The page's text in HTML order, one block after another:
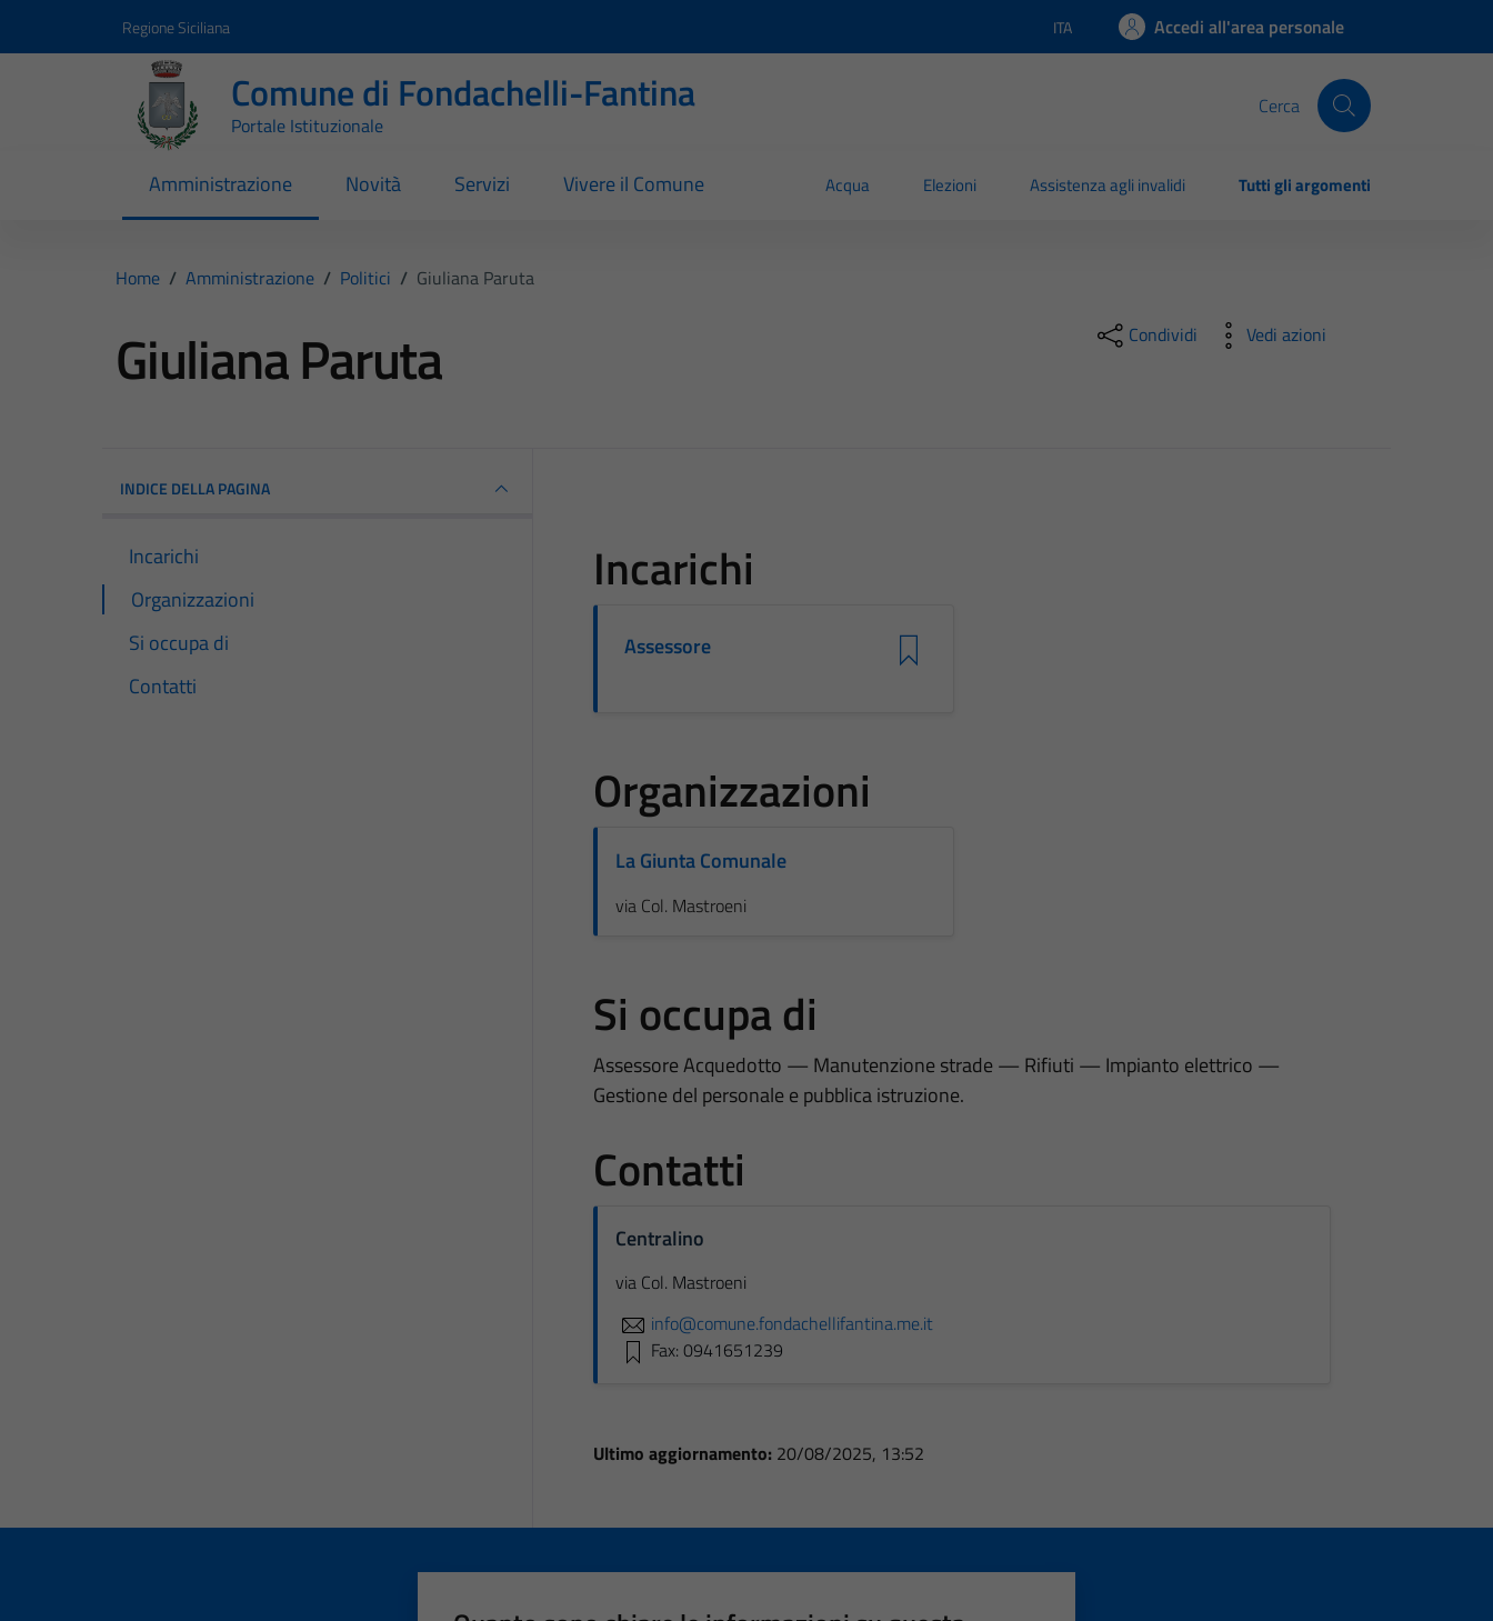
Regione Siciliana Lingua attiva:
ITA Accedi all'area personale
Comune di Fondachelli-Fantina
Portale Istituzionale
Cerca
Amministrazione Novità Servizi Vivere il Comune Acqua Elezioni Assistenza agli invalidi Tutti gli argomenti
Home / Amministrazione / Politici / Giuliana Paruta
Giuliana Paruta Condividi Vedi azioni
INDICE DELLA PAGINA
Incarichi
Organizzazioni
Si occupa di
Contatti
Incarichi
Assessore
Organizzazioni
La Giunta Comunale
via Col. Mastroeni
Si occupa di
Assessore Acquedotto — Manutenzione strade — Rifiuti — Impianto elettrico —
Gestione del personale e pubblica istruzione.
Contatti
Centralino
via Col. Mastroeni
info@comune.fondachellifantina.me.it
Fax: 0941651239
Ultimo aggiornamento: 20/08/2025, 13:52